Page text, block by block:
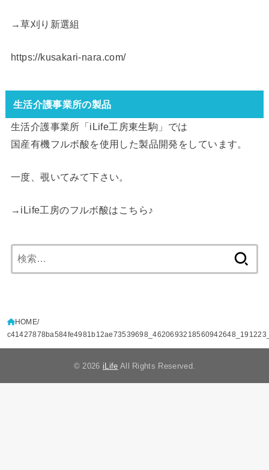
→草刈り新選組
https://kusakari-nara.com/
生活介護事業所の製品
生活介護事業所「iLife工房東生駒」では
国産有機フルボ酸を使用した製品開発をしています。
一度、覗いてみて下さい。
→ iLife工房のフルボ酸はこちら♪
索:
HOME
© 2026 iLife All Rights Reserved.